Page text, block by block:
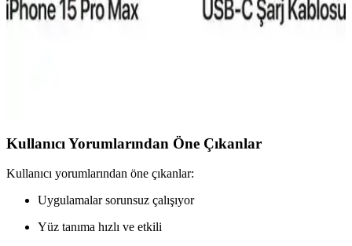
iPhone 15 Pro Taksit Seçenekleri ve Elektronik
Kullanıcı Yorumlarından Öne Çıkanlar
Kullanıcı yorumlarından öne çıkanlar:
Uygulamalar sorunsuz çalışıyor
Yüz tanıma hızlı ve etkili